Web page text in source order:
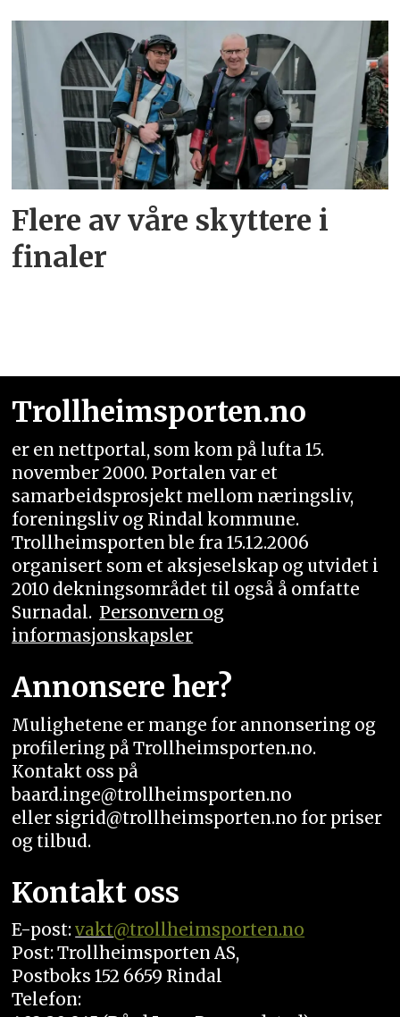
Flere av våre skyttere i
finaler
Trollheimsporten.no
er en nettportal, som kom på lufta 15.
november 2000. Portalen var et
samarbeidsprosjekt mellom næringsliv,
foreningsliv og Rindal kommune.
Trollheimsporten ble fra 15.12.2006
organisert som et aksjeselskap og utvidet i
2010 dekningsområdet til også å omfatte
Surnadal. Personvern og
informasjonskapsler
Annonsere her?
Mulighetene er mange for annonsering og
profilering på Trollheimsporten.no.
Kontakt oss på
baard.inge@trollheimsporten.no
eller sigrid@trollheimsporten.no for priser
og tilbud.
Kontakt oss
E-post:vakt@trollheimsporten.no
Post: Trollheimsporten AS,
Postboks 152 6659 Rindal
Telefon: